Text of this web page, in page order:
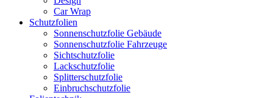
Car Wrap
Schutzfolien
Sonnenschutzfolie Gebäude
Sonnenschutzfolie Fahrzeuge
Sichtschutzfolie
Lackschutzfolie
Splitterschutzfolie
Einbruchschutzfolie